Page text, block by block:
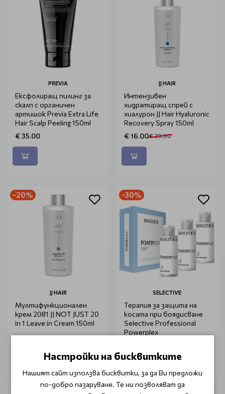
PREVIA
Ексфолиращ пилинг за
скалп с органичен
артишок Previa Extra Life
Hair Scalp Peeling 150ml
€ 35.00
JJ HAIR
Интензивен
хидратиращ спрей с
хиалурон JJ Hair Hyaluronic
Recovery Spray 150ml
€ 16.00€ 20.00
-20%
JJ HAIR
Мултифункционален
крем 20в1 JJ NOT JUST 20
in 1 Leave in Cream 150ml
-30%
SELECTIVE
Терапия за защита на
косата при боядисване
Selective Professional
Powerplex
Настройки на бисквитките
Нашият сайт използва бисквитки, за да Ви предложи
по-добро пазаруване. Те ни позволяват да